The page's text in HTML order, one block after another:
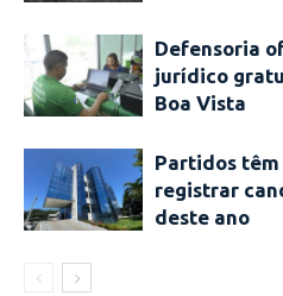
Defensoria
jurídico
Boa Vista
Partidos
registrar
deste ano